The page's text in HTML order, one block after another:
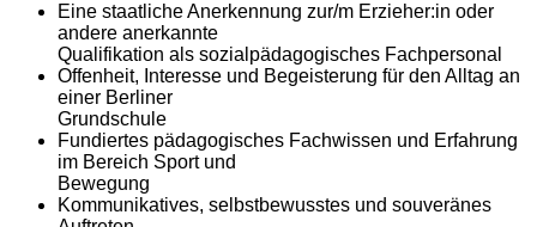
Eine staatliche Anerkennung zur/m Erzieher:in oder
andere anerkannte
Qualifikation als sozialpädagogisches Fachpersonal
Offenheit, Interesse und Begeisterung für den Alltag an
einer Berliner
Grundschule
Fundiertes pädagogisches Fachwissen und Erfahrung
im Bereich Sport und
Bewegung
Kommunikatives, selbstbewusstes und souveränes